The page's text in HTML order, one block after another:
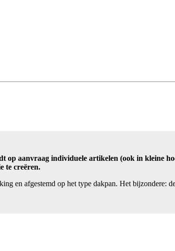
aanvraag individuele artikelen (ook in kleine
te creëren.
en afgestemd op het type dakpan. Het